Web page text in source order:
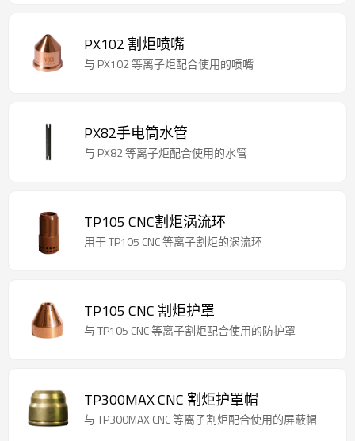
PX102 割炬喷嘴
与 PX102 等离子炬配合使用的喷嘴
PX82手电筒水管
与 PX82 等离子炬配合使用的水管
TP105 CNC割炬涡流环
用于 TP105 CNC 等离子割炬的涡流环
TP105 CNC 割炬护罩
与 TP105 CNC 等离子割炬配合使用的防护罩
TP300MAX CNC 割炬护罩帽
与 TP300MAX CNC 等离子割炬配合使用的屏蔽帽